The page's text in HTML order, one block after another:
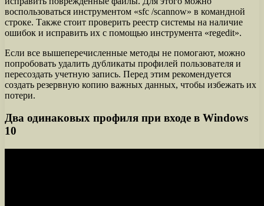
воспользоваться инструментом «sfc /scannow» в командной
строке. Также стоит проверить реестр системы на наличие
ошибок и исправить их с помощью инструмента «regedit».
Если все вышеперечисленные методы не помогают, можно
попробовать удалить дубликаты профилей пользователя и
пересоздать учетную запись. Перед этим рекомендуется
создать резервную копию важных данных, чтобы избежать их
потери.
Два одинаковых профиля при входе в Windows
10